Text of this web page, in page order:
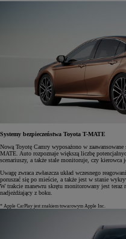
Systemy bezpieczeństwa Toyota T-MATE
Nową Toyotę Camry wyposażono w
MATE. Auto rozpoznaje większą liczbę
scenariuszy, a także stale monitoruje, czy kierowca
Uwagę zwraca zwłaszcza układ wczesnego
poruszać się po mieście, a także jest w stanie
W trakcie manewru skrętu monitorowany jest teraz
nadjeżdżający z boku.
* Apple CarPlay jest znakiem towarowym Apple Inc.